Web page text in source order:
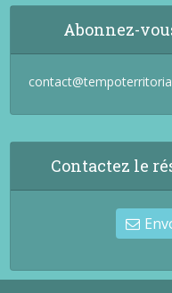
Abonnez-
Contactez le